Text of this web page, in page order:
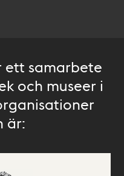
ett samarbete
och museer i
är: